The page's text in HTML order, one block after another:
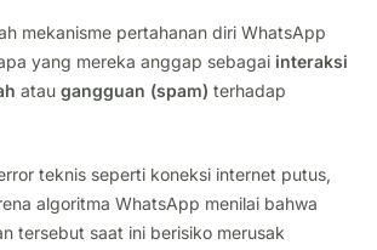
mekanisme pertahanan diri WhatsApp
yang mereka anggap sebagai interaksi
atau gangguan (spam) terhadap
teknis seperti koneksi internet putus,
algoritma WhatsApp menilai bahwa
tersebut saat ini berisiko merusak